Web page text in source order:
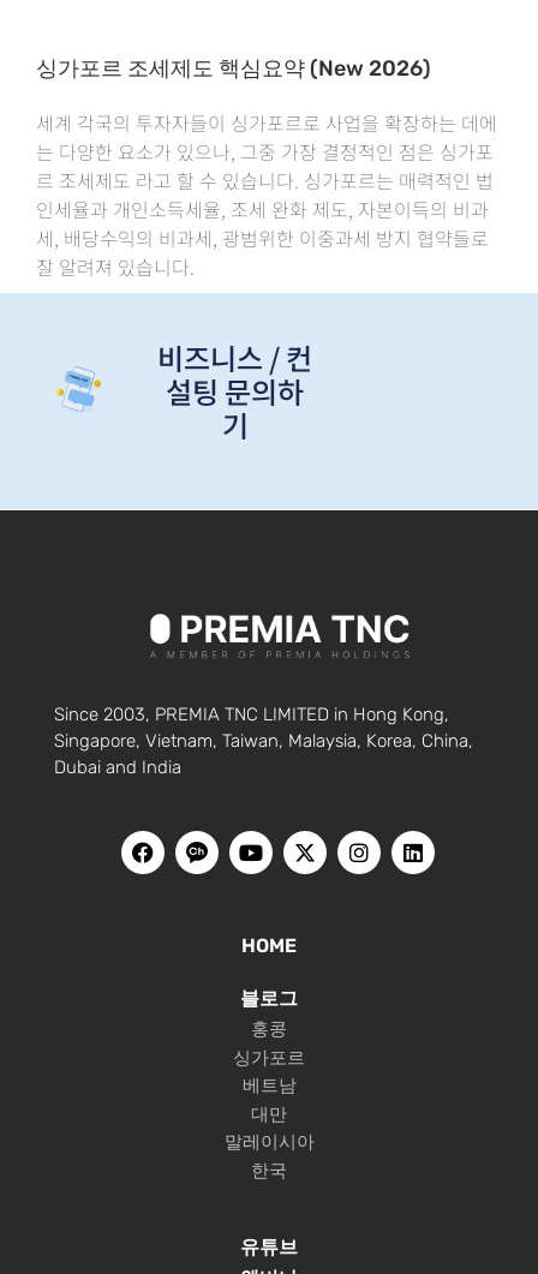
싱가포르 조세제도 핵심요약 (New 2026)
세계 각국의 투자자들이 싱가포르로 사업을 확장하는 데에
는 다양한 요소가 있으나, 그중 가장 결정적인 점은 싱가포
르 조세제도 라고 할 수 있습니다. 싱가포르는 매력적인 법
인세율과 개인소득세율, 조세 완화 제도, 자본이득의 비과
세, 배당수익의 비과세, 광범위한 이중과세 방지 협약들로
잘 알려져 있습니다.
비즈니스 / 컨
설팅 문의하
기
Since 2003, PREMIA TNC LIMITED in Hong Kong,
Singapore, Vietnam, Taiwan, Malaysia, Korea, China,
Dubai and India
HOME
블로그
홍콩
싱가포르
베트남
대만
말레이시아
한국
유튜브